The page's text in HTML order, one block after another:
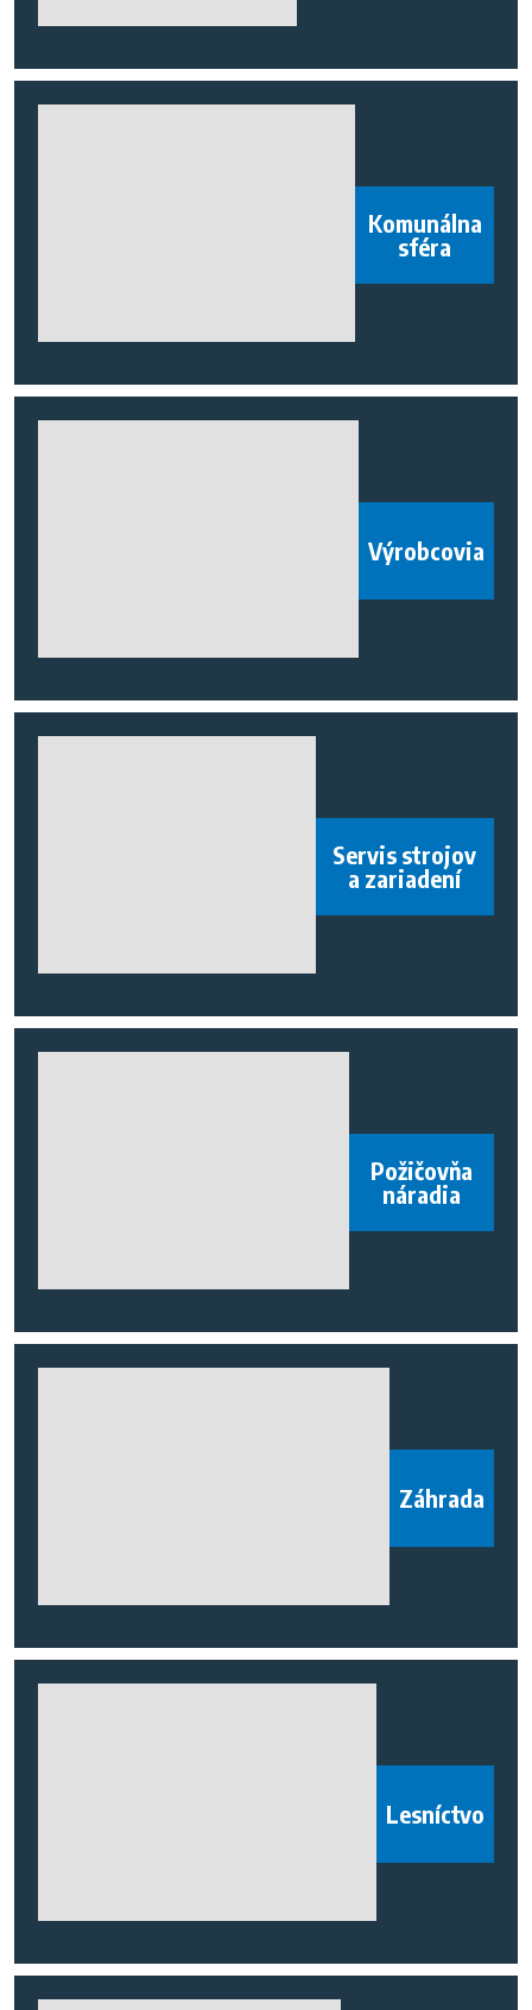
Komunálna
sféra
Výrobcovia
Servis strojov
a zariadení
Požičovňa
náradia
Záhrada
Lesníctvo